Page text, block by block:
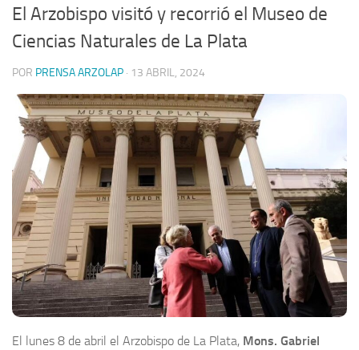
El Arzobispo visitó y recorrió el Museo de
Ciencias Naturales de La Plata
POR PRENSA ARZOLAP · 13 ABRIL, 2024
El lunes 8 de abril el Arzobispo de La Plata, Mons. Gabriel